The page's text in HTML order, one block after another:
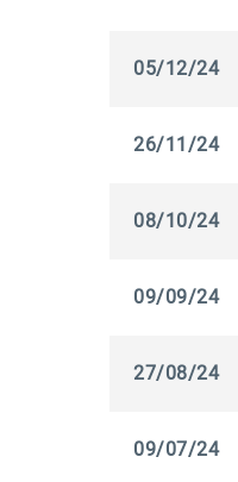
05/12/24
26/11/24
08/10/24
09/09/24
27/08/24
09/07/24